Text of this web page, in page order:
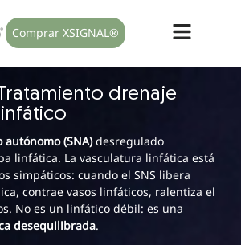
Comprar XSIGNAL®
drenaje
(SNA)desregulado
linfática. La vasculatura linfática está
simpáticos: cuando el SNS libera
contrae vasos linfáticos, ralentiza el
No es un linfático débil: es una
desequilibrada.